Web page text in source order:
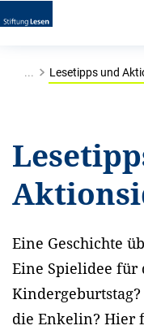
... Lesetipps und
Eine Geschichte
Eine Spielidee für
die Enkelin? Hier